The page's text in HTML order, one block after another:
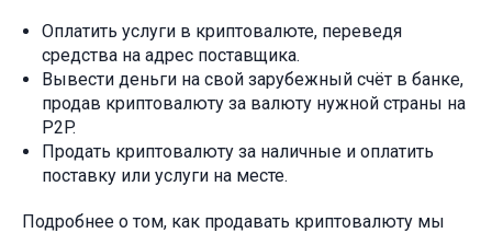
Оплатить услуги в криптовалюте, переведя
средства на адрес поставщика.
Вывести деньги на свой зарубежный счёт в банке,
продав криптовалюту за валюту нужной страны на
P2P.
Продать криптовалюту за наличные и оплатить
поставку или услуги на месте.
Подробнее о том, как продавать криптовалюту мы